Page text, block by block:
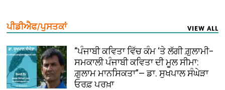
ਪੀਡੀਐਫ/ਪੁਸਤਕਾਂ VIEW ALL
“ਪੰਜਾਬੀ ਕਵਿਤਾ ਵਿੱਚ ਕੰਮ ‘ਤੇ ਲੱਗੀ ਗ਼ੁਲਾਮੀ–
ਸਮਕਾਲੀ ਪੰਜਾਬੀ ਕਵਿਤਾ ਦੀ ਮੂਲ ਸੀਮਾ:
ਗ਼ੁਲਾਮ ਮਾਨਸਿਕਤਾ”— ਡਾ. ਸੁਖਪਾਲ ਸੰਘੇੜਾ
ਓਰਫ਼ ਪਰਖ਼ਾ